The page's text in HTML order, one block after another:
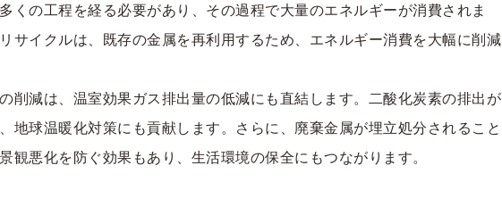
くの工程を経る必要があり、その過程で大量のエネルギーが消費されま
サイクルは、既存の金属を再利用するため、エネルギー消費を大幅に削減
削減は、温室効果ガス排出量の低減にも直結します。二酸化炭素の排出が
地球温暖化対策にも貢献します。さらに、廃棄金属が埋立処分されること
観悪化を防ぐ効果もあり、生活環境の保全にもつながります。